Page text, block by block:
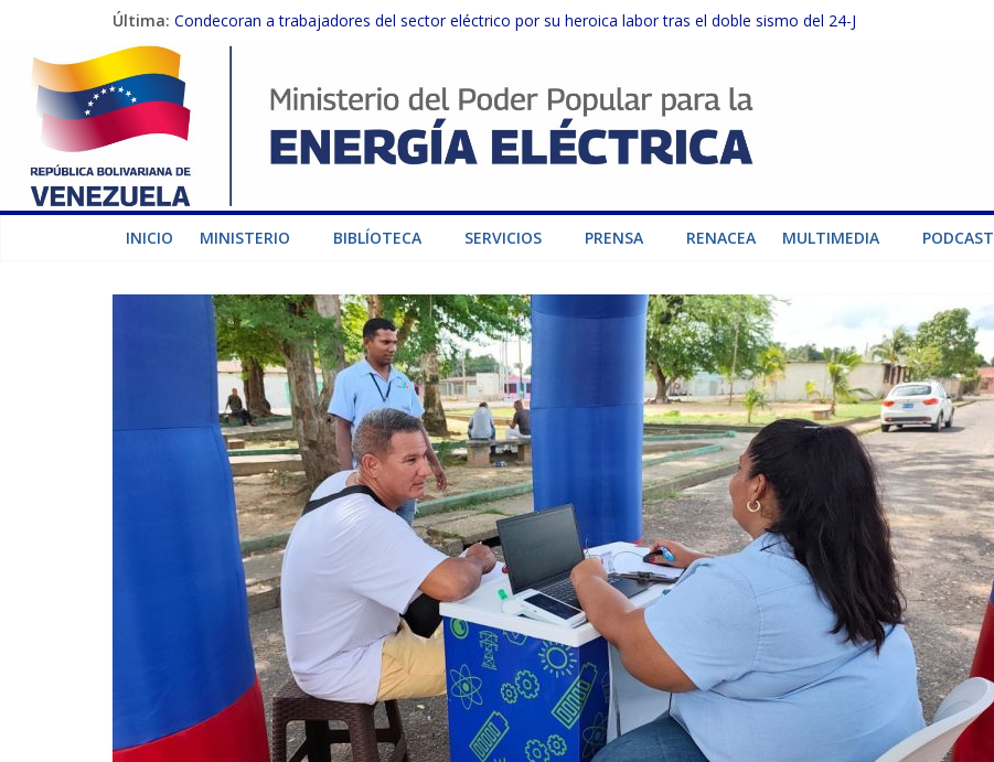
Última: Condecoran a trabajadores del sector eléctrico por su heroica labor tras el doble sismo del 24-J
Gobierno Nacional coordina acciones con el sector privado para fortalecer el SEN ante el «Súper Niño»
Inspeccionan trabajos de rehabilitación en instalaciones del SEN en Carabobo
Gobierno Nacional activa plan preventivo para fortalecer el SEN ante el fenómeno de El Niño
Termocarabobo recupera el 50% de su capacidad de generación para fortalecer el SEN
INICIO MINISTERIO BIBLÍOTECA SERVICIOS PRENSA RENACEA MULTIMEDIA PODCAST